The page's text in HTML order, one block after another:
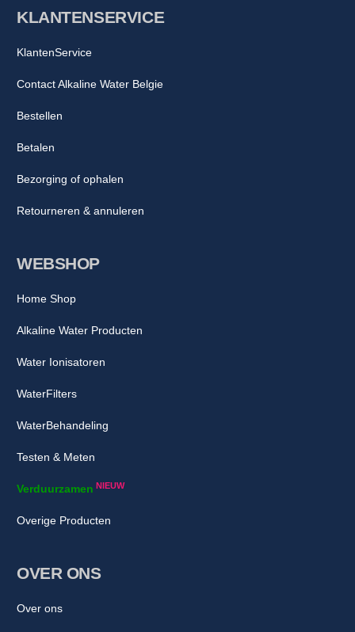
WEBSHOP
Home Shop
Alkaline Water Producten
Water Ionisatoren
WaterFilters
WaterBehandeling
Testen & Meten
Verduurzamen NIEUW
Overige Producten
OVER ONS
Over ons
KLANTENSERVICE
KlantenService
Contact Alkaline Water Belgie
Bestellen
Betalen
Bezorging of ophalen
Retourneren & annuleren